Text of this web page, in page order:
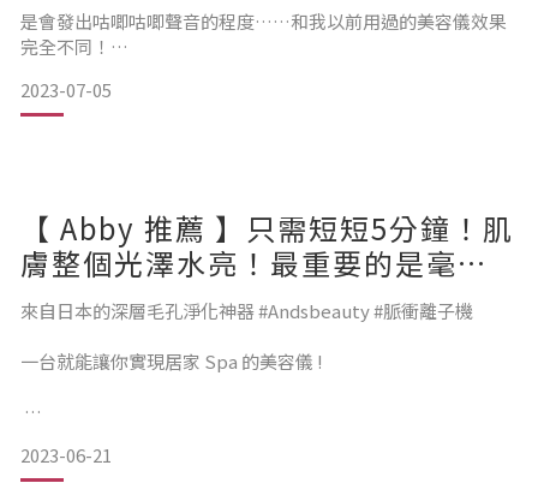
只要每週2次在家15鐘就能好好保養
總共有導出、導入、按摩
Step 1 導出—毛孔淨化
是會發出咕唧咕唧聲音的程度……和我以前用過的美容儀效果
完全不同！
保養品組合30+保濕彈力、20+清爽油水平衡系列都實際測試
過，
累積了無數張棉片驚人髒兮兮的導出成果～（有圖慎入）
越用臉越亮，夾得到的大顆粉刺變少了😳穩定、細緻膚況非常
有感，每
2023-07-05
【 Abby 推薦 】只需短短5分鐘！肌
膚整個光澤水亮！最重要的是毫不
黏膩！保養是真的被吸收的～不會
造成肌膚負擔！
來自日本的深層毛孔淨化神器 #Andsbeauty #脈衝離子機
一台就能讓你實現居家 Spa 的美容儀 !
2023-06-21